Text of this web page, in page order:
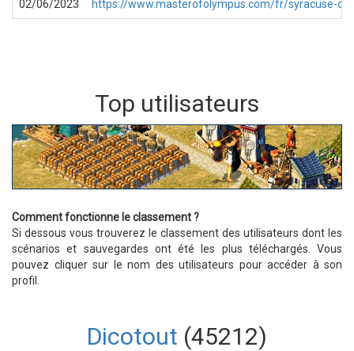
02/06/2023 https://www.masterofolympus.com/fr/syracuse-
Top utilisateurs
Comment fonctionne le classement ?
Si dessous vous trouverez le classement des utilisateurs dont les
scénarios et sauvegardes ont été les plus téléchargés. Vous
pouvez cliquer sur le nom des utilisateurs pour accéder à son
profil.
Dicotout (45212)